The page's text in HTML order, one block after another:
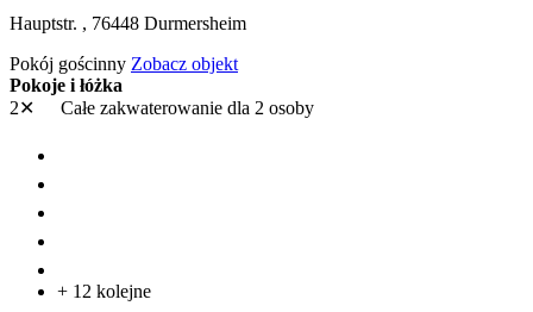
Hauptstr. , 76448 Durmersheim
Pokój gościnny Zobacz objekt
Pokoje i łóżka
2✕
Całe zakwaterowanie dla 2 osoby
+ 12 kolejne